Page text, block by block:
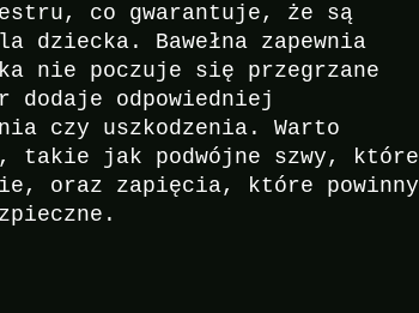
co gwarantuje, że są
dziecka. Bawełna zapewnia
nie poczuje się przegrzane
dodaje odpowiedniej
czy uszkodzenia. Warto
takie jak podwójne szwy, które
oraz zapięcia, które powinny